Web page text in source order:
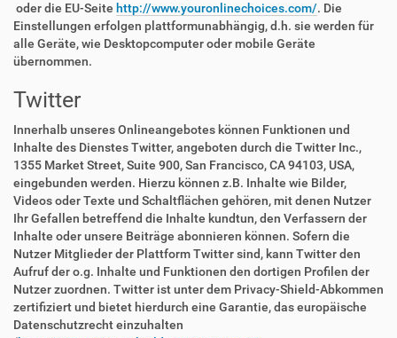
oder die EU-Seite http://www.youronlinechoices.com/. Die
Einstellungen erfolgen plattformunabhängig, d.h. sie werden für
alle Geräte, wie Desktopcomputer oder mobile Geräte
übernommen.
Twitter
Innerhalb unseres Onlineangebotes können Funktionen und
Inhalte des Dienstes Twitter, angeboten durch die Twitter Inc.,
1355 Market Street, Suite 900, San Francisco, CA 94103, USA,
eingebunden werden. Hierzu können z.B. Inhalte wie Bilder,
Videos oder Texte und Schaltflächen gehören, mit denen Nutzer
Ihr Gefallen betreffend die Inhalte kundtun, den Verfassern der
Inhalte oder unsere Beiträge abonnieren können. Sofern die
Nutzer Mitglieder der Plattform Twitter sind, kann Twitter den
Aufruf der o.g. Inhalte und Funktionen den dortigen Profilen der
Nutzer zuordnen. Twitter ist unter dem Privacy-Shield-Abkommen
zertifiziert und bietet hierdurch eine Garantie, das europäische
Datenschutzrecht einzuhalten